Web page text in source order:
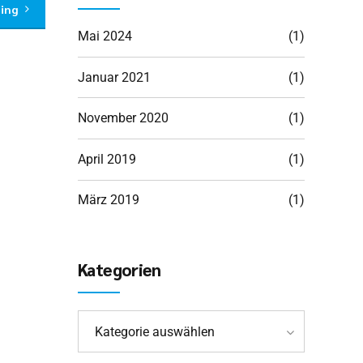
Mai 2024 (1)
Januar 2021 (1)
November 2020 (1)
April 2019 (1)
März 2019 (1)
Kategorien
Kategorie auswählen